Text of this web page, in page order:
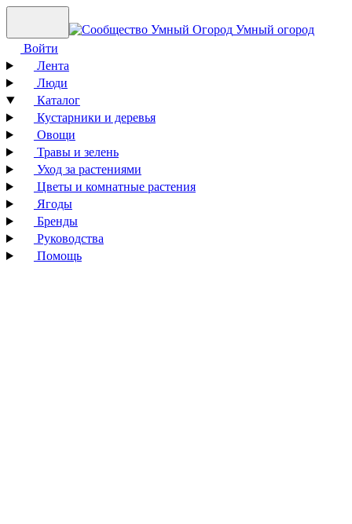
Умный огород
Войти
Лента
Люди
Каталог
Кустарники и деревья
Овощи
Травы и зелень
Уход за растениями
Цветы и комнатные растения
Ягоды
Бренды
Руководства
Помощь